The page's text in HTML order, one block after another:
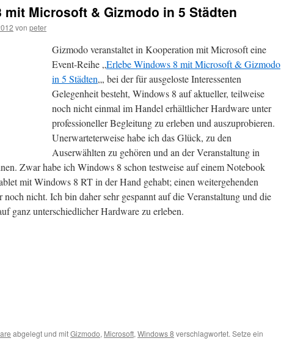
mit Microsoft & Gizmodo in 5 Städten
von peter
Gizmodo veranstaltet in Kooperation mit Microsoft eine
Event-Reihe „Erlebe Windows 8 mit Microsoft & Gizmodo
in 5 Städten„, bei der für ausgeloste Interessenten
Gelegenheit besteht, Windows 8 auf aktueller, teilweise
noch nicht einmal im Handel erhältlicher Hardware unter
professioneller Begleitung zu erleben und auszuprobieren.
Unerwarteterweise habe ich das Glück, zu den
Auserwählten zu gehören und an der Veranstaltung in
Zwar habe ich Windows 8 schon testweise auf einem Notebook
mit Windows 8 RT in der Hand gehabt; einen weitergehenden
nicht. Ich bin daher sehr gespannt auf die Veranstaltung und die
ganz unterschiedlicher Hardware zu erleben.
abgelegt und mitGizmodo, Microsoft, Windows 8 verschlagwortet. Setze ein